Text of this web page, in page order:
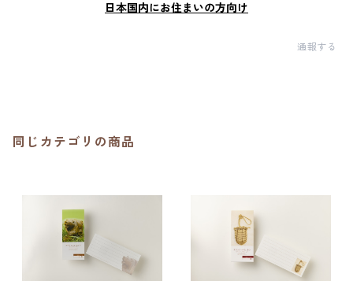
日本国内にお住まいの方向け
通報する
同じカテゴリの商品